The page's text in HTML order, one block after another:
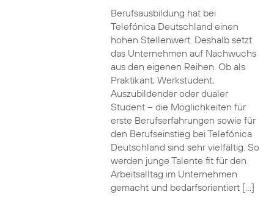
Berufsausbildung hat bei
Telefónica Deutschland einen
hohen Stellenwert. Deshalb setzt
das Unternehmen auf Nachwuchs
aus den eigenen Reihen. Ob als
Praktikant, Werkstudent,
Auszubildender oder dualer
Student – die Möglichkeiten für
erste Berufserfahrungen sowie für
den Berufseinstieg bei Telefónica
Deutschland sind sehr vielfältig. So
werden junge Talente fit für den
Arbeitsalltag im Unternehmen
gemacht und bedarfsorientiert […]